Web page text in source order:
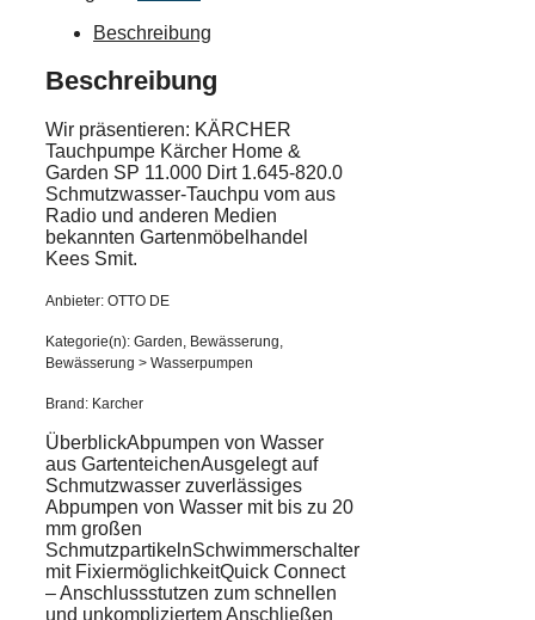
Beschreibung
Beschreibung
Wir präsentieren: KÄRCHER
Tauchpumpe Kärcher Home &
Garden SP 11.000 Dirt 1.645-820.0
Schmutzwasser-Tauchpu vom aus
Radio und anderen Medien
bekannten Gartenmöbelhandel
Kees Smit.
Anbieter: OTTO DE
Kategorie(n): Garden, Bewässerung,
Bewässerung > Wasserpumpen
Brand: Karcher
ÜberblickAbpumpen von Wasser
aus GartenteichenAusgelegt auf
Schmutzwasser zuverlässiges
Abpumpen von Wasser mit bis zu 20
mm großen
SchmutzpartikelnSchwimmerschalter
mit FixiermöglichkeitQuick Connect
– Anschlussstutzen zum schnellen
und unkompliziertem Anschließen